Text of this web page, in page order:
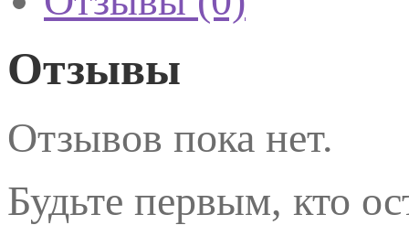
Отзывы
Отзывов пока нет.
Будьте первым, кто